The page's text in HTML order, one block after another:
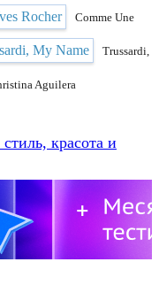
Comme Une
Trussardi,
Aguilera
красота и